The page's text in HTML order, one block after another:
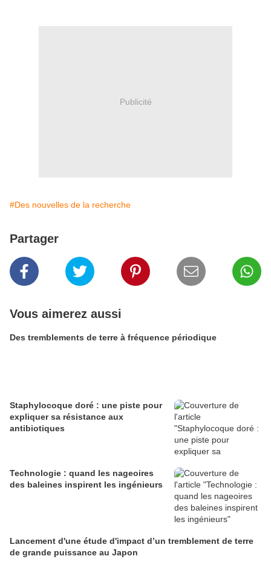
Publicité
#Des nouvelles de la recherche
Partager
Vous aimerez aussi
Des tremblements de terre à fréquence périodique
Staphylocoque doré : une piste pour
expliquer sa résistance aux
antibiotiques
Technologie : quand les nageoires
des baleines inspirent les ingénieurs
Lancement d'une étude d'impact d’un tremblement de terre
de grande puissance au Japon